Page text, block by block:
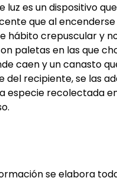
luz es un dispositivo
que al
hábito crepuscular y
paletas en las que
caen y un canasto
del recipiente, se las
especie recolectada
se elabora